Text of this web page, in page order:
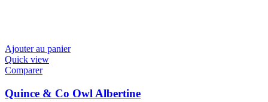
Ajouter au panier
Quick view
Comparer
Quince & Co Owl Albertine